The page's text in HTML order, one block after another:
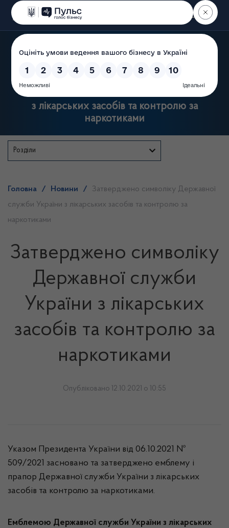
Пошук
Державна служба України
з лікарських засобів та контролю за
наркотиками
Розділи
Головна / Новини /
Затверджено символіку Державної
служби України з лікарських засобів та контролю за
наркотиками
Затверджено символіку
Державної служби
України з лікарських
засобів та контролю за
наркотиками
Опубліковано 12.10.2021 о 10:55
Указом Президента України від 06.10.2021 №
509/2021 засновано та затверджено емблему і
прапор Державної служби України з лікарських
засобів та контролю за наркотиками.
Емблемою Державної служби України з лікарських